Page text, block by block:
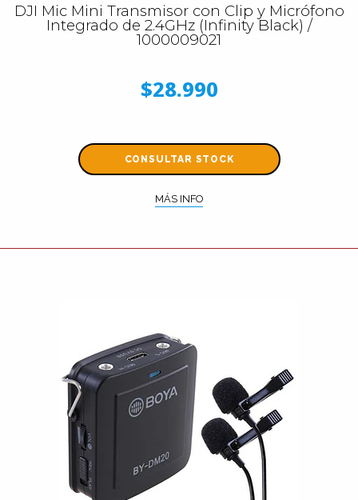
DJI Mic Mini Transmisor con Clip y Micrófono
Integrado de 2.4GHz (Infinity Black) /
1000009021
$28.990
CONSULTAR STOCK
MÁS INFO